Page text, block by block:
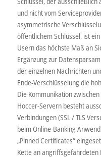
und nicht vom
asymmetrische
öffentlichem Schlüssel, ist
Usern das höchste Maß an
Ergänzung zur
der einzelnen Nachrichten
Ende-Verschlüsselung die
Die Kommunikation
Hoccer-Servern besteht
Verbindungen (SSL / TLS
beim Online-Banking
„Pinned Certificates“
Kette an